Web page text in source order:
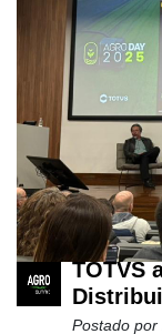
Cadastre-
TOTVS
Postado por